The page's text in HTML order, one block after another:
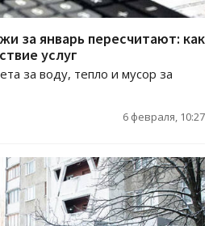
за январь пересчитают: как
услуг
за воду, тепло и мусор за
6 февраля, 10:27